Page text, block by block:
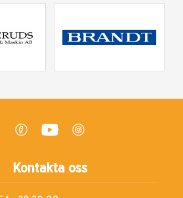
Kontakta oss